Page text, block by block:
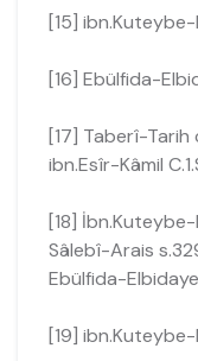
[15] ibn.Kuteybe-
[16] Ebülfida-
[17] Taberî-Tarih
ibn.Esîr-Kâmil
[18] İbn.Kuteybe-
Sâlebî-Arais
Ebülfida-
[19] ibn.Kuteybe-